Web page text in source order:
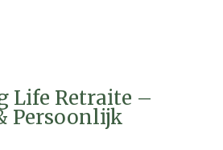
Life Retraite –
Persoonlijk